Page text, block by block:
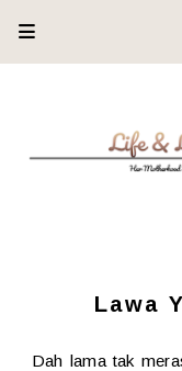
Lawa
Dah lama tak